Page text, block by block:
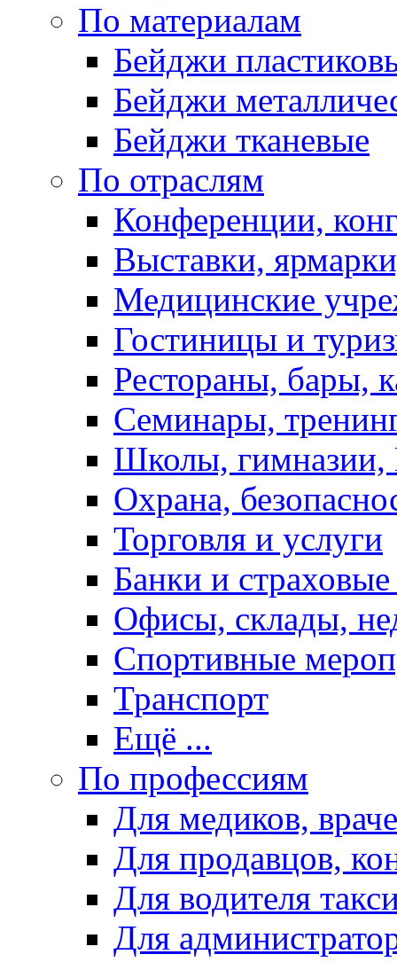
По материалам
Бейджи
Бейджи
Бейджи тканевые
По отраслям
Конференции,
Выставки,
Медицинские
Гостиницы и
Рестораны, бары,
Семинары,
Школы,
Охрана,
Торговля и услуги
Банки и
Офисы, склады,
Спортивные
Транспорт
Ещё ...
По профессиям
Для медиков,
Для продавцов,
Для водителя
Для